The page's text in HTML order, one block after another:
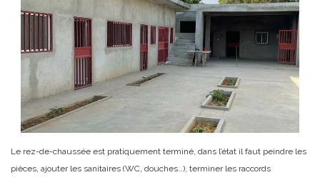
Le rez-de-chaussée est pratiquement terminé, dans l’état il faut peindre les
pièces, ajouter les sanitaires (WC, douches…), terminer les raccords